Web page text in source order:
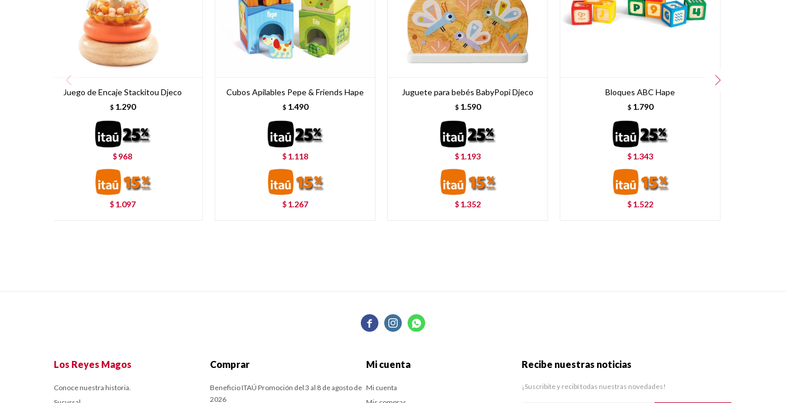
Juego de Encaje Stackitou Djeco
$ 1.290
$ 968
$ 1.097
Cubos Apilables Pepe & Friends Hape
$ 1.490
$ 1.118
$ 1.267
Juguete para bebés BabyPopi Djeco
$ 1.590
$ 1.193
$ 1.352
Bloques ABC Hape
$ 1.790
$ 1.343
$ 1.522
  
Los Reyes Magos
Conoce nuestra historia.
Comprar
Beneficio ITAÚ Promoción del 3 al 8 de agosto de
2026
Mi cuenta
Mi cuenta
Recibe nuestras noticias
¡Suscribite y recibí todas nuestras novedades!